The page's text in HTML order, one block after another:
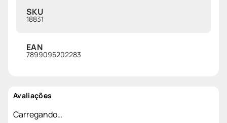
SKU
18831
EAN
7899095202283
Avaliações
Carregando…